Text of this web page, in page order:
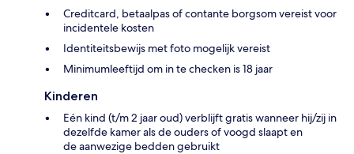
Creditcard, betaalpas of contante borgsom vereist voor
incidentele kosten
Identiteitsbewijs met foto mogelijk vereist
Minimumleeftijd om in te checken is 18 jaar
Kinderen
Eén kind (t/m 2 jaar oud) verblijft gratis wanneer hij/zij in
dezelfde kamer als de ouders of voogd slaapt en
de aanwezige bedden gebruikt